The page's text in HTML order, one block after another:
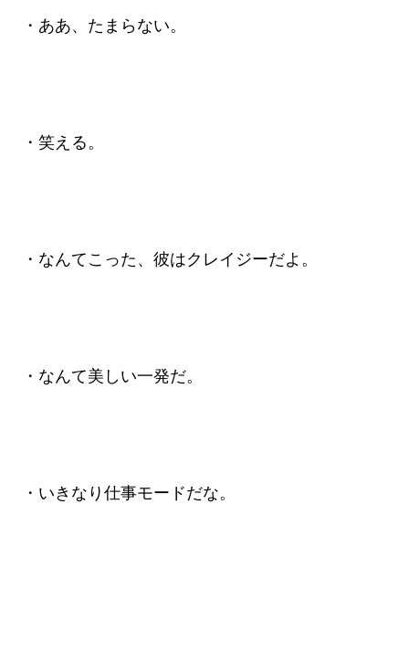
・ああ、たまらない。
・笑える。
・なんてこった、彼はクレイジーだよ。
・なんて美しい一発だ。
・いきなり仕事モードだな。